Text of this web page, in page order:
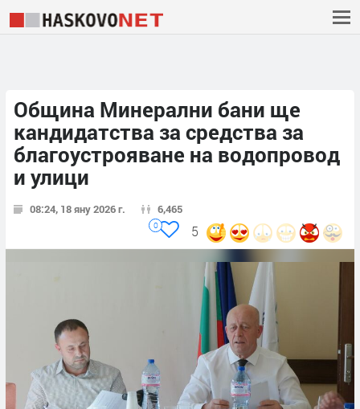
Община Минерални бани ще
кандидатства за средства за
благоустрояване на водопровод
и улици
08:24, 18 яну 2026 г. 6,465
5
0